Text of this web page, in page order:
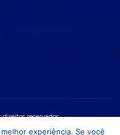
direitos reservados.
experiência. Se você